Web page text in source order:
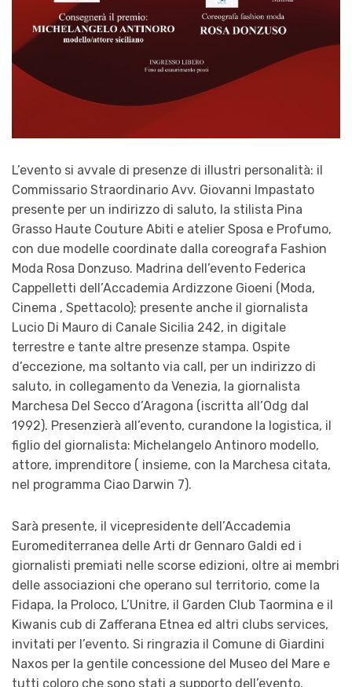
L’evento si avvale di presenze di illustri personalità: il
Commissario Straordinario Avv. Giovanni Impastato
presente per un indirizzo di saluto, la stilista Pina
Grasso Haute Couture Abiti e atelier Sposa e Profumo,
con due modelle coordinate dalla coreografa Fashion
Moda Rosa Donzuso. Madrina dell’evento Federica
Cappelletti dell’Accademia Ardizzone Gioeni (Moda,
Cinema , Spettacolo); presente anche il giornalista
Lucio Di Mauro di Canale Sicilia 242, in digitale
terrestre e tante altre presenze stampa. Ospite
d’eccezione, ma soltanto via call, per un indirizzo di
saluto, in collegamento da Venezia, la giornalista
Marchesa Del Secco d’Aragona (iscritta all’Odg dal
1992). Presenzierà all’evento, curandone la logistica, il
figlio del giornalista: Michelangelo Antinoro modello,
attore, imprenditore ( insieme, con la Marchesa citata,
nel programma Ciao Darwin 7).
Sarà presente, il vicepresidente dell’Accademia
Euromediterranea delle Arti dr Gennaro Galdi ed i
giornalisti premiati nelle scorse edizioni, oltre ai membri
delle associazioni che operano sul territorio, come la
Fidapa, la Proloco, L’Unitre, il Garden Club Taormina e il
Kiwanis cub di Zafferana Etnea ed altri clubs services,
invitati per l’evento. Si ringrazia il Comune di Giardini
Naxos per la gentile concessione del Museo del Mare e
tutti coloro che sono stati a supporto dell’evento.